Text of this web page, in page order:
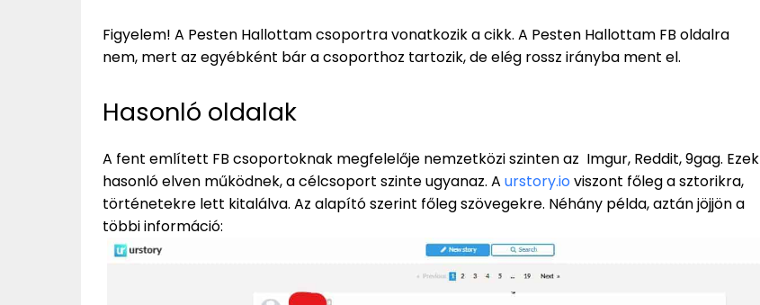
Figyelem! A Pesten Hallottam csoportra vonatkozik a cikk. A Pesten Hallottam FB oldalra
nem, mert az egyébként bár a csoporthoz tartozik, de elég rossz irányba ment el.
Hasonló oldalak
A fent említett FB csoportoknak megfelelője nemzetközi szinten az Imgur, Reddit, 9gag. Ezek
hasonló elven működnek, a célcsoport szinte ugyanaz. A urstory.ioviszont főleg a sztorikra,
történetekre lett kitalálva. Az alapító szerint főleg szövegekre. Néhány példa, aztán jöjjön a
többi információ: